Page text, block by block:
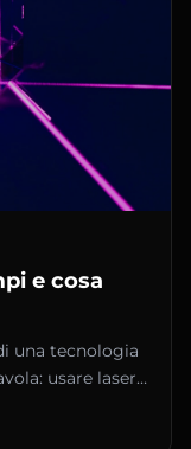
e cosa
una tecnologia
usare laser